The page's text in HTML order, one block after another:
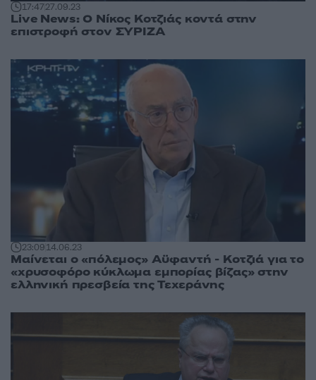
17:4727.09.23
Live News: Ο Νίκος Κοτζιάς κοντά στην
επιστροφή στον ΣΥΡΙΖΑ
23:0914.06.23
Μαίνεται ο «πόλεμος» Αϋφαντή - Κοτζιά για το
«χρυσοφόρο κύκλωμα εμπορίας βίζας» στην
ελληνική πρεσβεία της Τεχεράνης